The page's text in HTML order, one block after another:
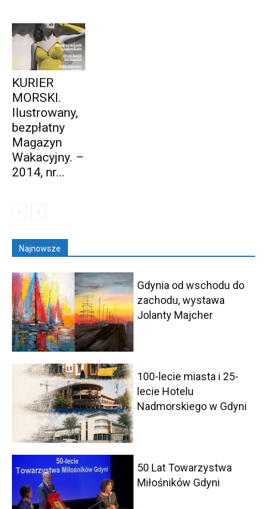
KURIER
MORSKI.
Ilustrowany,
bezpłatny
Magazyn
Wakacyjny. –
2014, nr...
Najnowsze
Gdynia od wschodu do
zachodu, wystawa
Jolanty Majcher
100-lecie miasta i 25-
lecie Hotelu
Nadmorskiego w Gdyni
50 Lat Towarzystwa
Miłośników Gdyni